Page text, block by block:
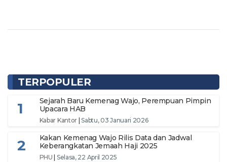
TERPOPULER
1
Sejarah Baru Kemenag Wajo, Perempuan Pimpin
Upacara HAB
Kabar Kantor |Sabtu, 03 Januari 2026
2
Kakan Kemenag Wajo Rilis Data dan Jadwal
Keberangkatan Jemaah Haji 2025
PHU Selasa, 22 April 2025